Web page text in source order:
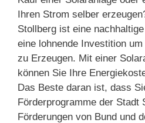
Ihren Strom selber
Stollberg ist eine
eine lohnende Investition
zu Erzeugen. Mit einer
können Sie Ihre
Das Beste daran ist, dass
Förderprogramme der Stadt
Förderungen von Bund und